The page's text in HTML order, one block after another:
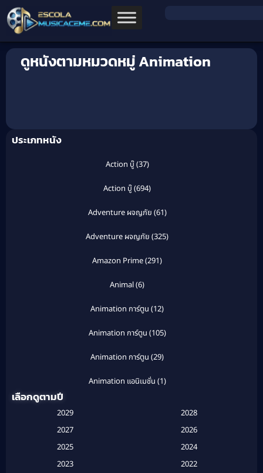
ดูหนังตามหมวดหมู่ Animation
ประเภทหนัง
Action บู๊(37)
Action บู๊(694)
Adventure ผจญภัย (61)
Adventure ผจญภัย (325)
Amazon Prime(291)
Animal(6)
Animation การ์ตูน (12)
Animation การ์ตูน (105)
Animation การ์ตูน (29)
Animation แอนิเมชั่น (1)
เลือกดูตามปี
2029
2028
2027
2026
2025
2024
2023
2022